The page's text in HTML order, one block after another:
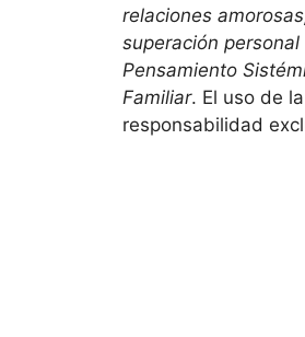
relaciones
superación personal
Pensamiento
Familiar. El uso de
responsabilidad